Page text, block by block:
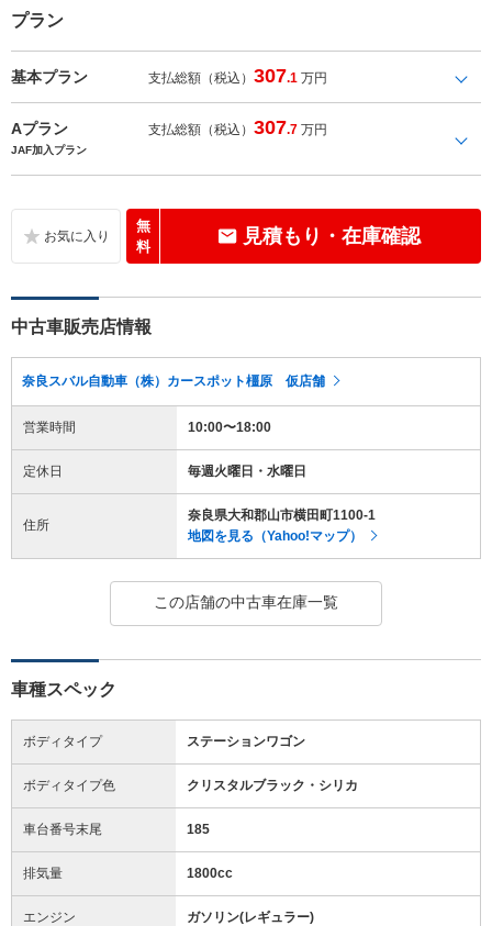
プラン
基本プラン 支払総額（税込）307.1 万円
Aプラン 支払総額（税込）307.7 万円
JAF加入プラン
無
料
見積もり・在庫確認
中古車販売店情報
奈良スバル自動車（株）カースポット橿原 仮店舗
営業時間 10:00〜18:00
定休日 毎週火曜日・水曜日
住所
奈良県大和郡山市横田町1100-1
地図を見る（Yahoo!マップ）
この店舗の中古車在庫一覧
車種スペック
ボディタイプ ステーションワゴン
ボディタイプ色 クリスタルブラック・シリカ
車台番号末尾 185
排気量 1800cc
エンジン ガソリン(レギュラー)